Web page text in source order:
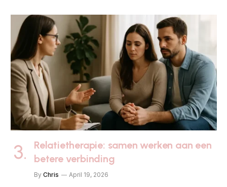
Relatietherapie: samen werken aan een
betere verbinding
By Chris April 19, 2026